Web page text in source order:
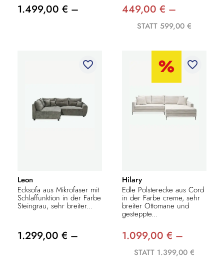
1.499,00 € – 449,00 € –
STATT 599,00 €
favorite_border
Leon
Ecksofa aus Mikrofaser mit
Schlaffunktion in der Farbe
Steingrau, sehr breiter...
1.299,00 € –
favorite_border
Hilary
Edle Polsterecke aus Cord
in der Farbe creme, sehr
breiter Ottomane und
gesteppte...
1.099,00 € –
STATT 1.399,00 €